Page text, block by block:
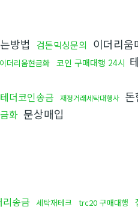
방법 검돈믹싱문의 이더리움
이더리움현금화 코인 구매대행 24시
테더코인송금 재정거래세탁대행사 돈
화 문상매입
리송금 세탁재테크 trc20 구매대행